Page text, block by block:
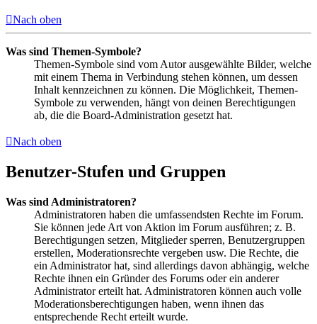
Nach oben
Was sind Themen-Symbole?
Themen-Symbole sind vom Autor ausgewählte Bilder, welche
mit einem Thema in Verbindung stehen können, um dessen
Inhalt kennzeichnen zu können. Die Möglichkeit, Themen-
Symbole zu verwenden, hängt von deinen Berechtigungen
ab, die die Board-Administration gesetzt hat.
Nach oben
Benutzer-Stufen und Gruppen
Was sind Administratoren?
Administratoren haben die umfassendsten Rechte im Forum.
Sie können jede Art von Aktion im Forum ausführen; z. B.
Berechtigungen setzen, Mitglieder sperren, Benutzergruppen
erstellen, Moderationsrechte vergeben usw. Die Rechte, die
ein Administrator hat, sind allerdings davon abhängig, welche
Rechte ihnen ein Gründer des Forums oder ein anderer
Administrator erteilt hat. Administratoren können auch volle
Moderationsberechtigungen haben, wenn ihnen das
entsprechende Recht erteilt wurde.